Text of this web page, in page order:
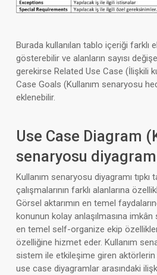
Burada kullanılan tablo içeriği farklı
gösterebilir ve alanların sayısı
gerekirse Related Use Case (İlişkili
Case Goals (Kullanım senaryosu
eklenebilir.
Use Case Diagram
senaryosu
Kullanım senaryosu diyagramı tıpkı
çalışmalarının farklı alanlarına
Görsel aktarımın en temel
konunun kolay anlaşılmasına imkân
en temel self-organize ekip
özelliğine hizmet eder. Kullanım
sistem ile etkileşime giren aktörlerin
use case diyagramlar arasındaki